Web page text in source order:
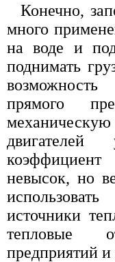
Конечно,
много
на воде и
поднимать
прямого
невысок, но
источники
тепловые
предприятий и